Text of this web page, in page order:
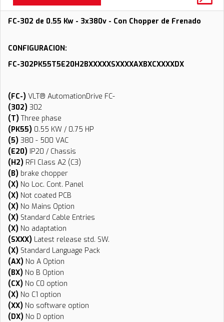
FC-302 de 0.55 Kw - 3x380v - Con Chopper de Frenado
CONFIGURACION:
FC-302PK55T5E20H2BXXXXXSXXXXAXBXCXXXXDX
(FC-) VLT® AutomationDrive FC-
(302) 302
(T) Three phase
(PK55) 0.55 KW / 0.75 HP
(5) 380 - 500 VAC
(E20) IP20 / Chassis
(H2) RFI Class A2 (C3)
(B) brake chopper
(X) No Loc. Cont. Panel
(X) Not coated PCB
(X) No Mains Option
(X) Standard Cable Entries
(X) No adaptation
(SXXX) Latest release std. SW.
(X) Standard Language Pack
(AX) No A Option
(BX) No B Option
(CX) No C0 option
(X) No C1 option
(XX) No software option
(DX) No D option